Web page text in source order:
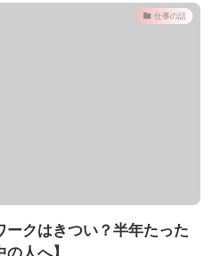
仕事の話
ークはきつい？半年たった